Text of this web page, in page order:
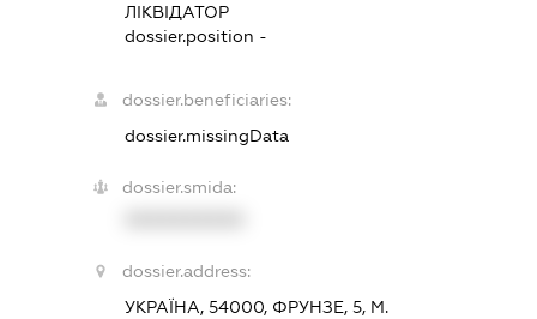
ЛІКВІДАТОР
dossier.position -
dossier.beneficiaries:
dossier.missingData
dossier.smida:
dossier.address:
УКРАЇНА, 54000, ФРУНЗЕ, 5, М.